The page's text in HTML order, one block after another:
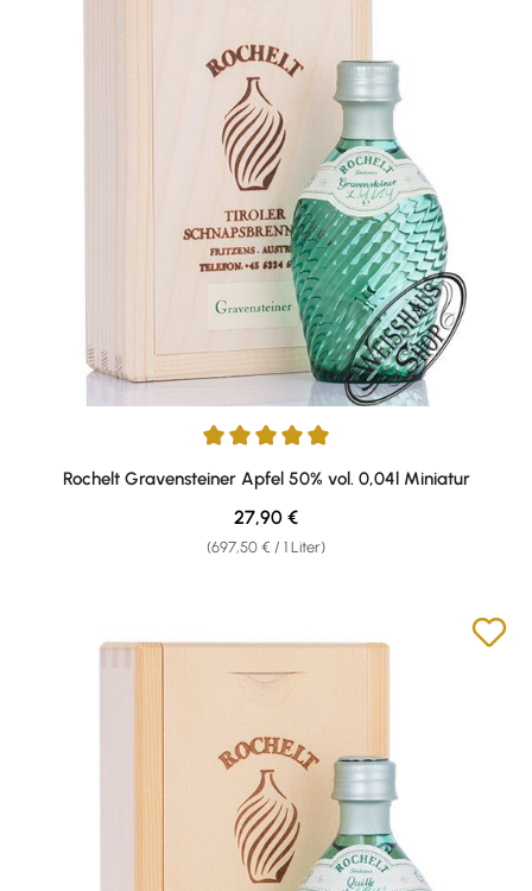
Durchschnittliche Bewertung von 5 von 5 Sternen
Rochelt Gravensteiner Apfel 50% vol. 0,04l Miniatur
(697,50 € / 1 Liter)
Regulärer Preis:
27,90 €